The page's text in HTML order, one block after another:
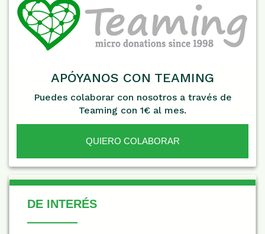
APÓYANOS CON TEAMING
Puedes colaborar con nosotros a través de
Teaming con 1€ al mes.
QUIERO COLABORAR
De Interés
DE INTERÉS